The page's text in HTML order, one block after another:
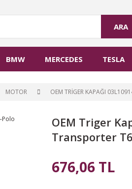
ARA
BMW MERCEDES TESLA
MOTOR OEM TRIGER KAPAĞI
OEM Triger
Transporter
676,06 TL